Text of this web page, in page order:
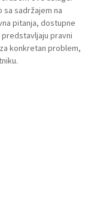
sa sadržajem na
pitanja, dostupne
pravni
konkretan problem,